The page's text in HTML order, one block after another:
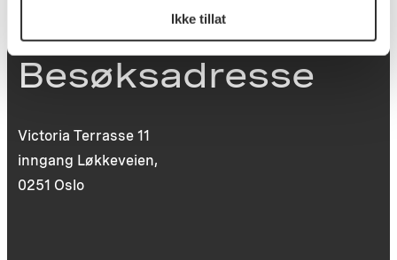
Ikke tillat
Besøksadresse
Victoria Terrasse 11
inngang Løkkeveien,
0251 Oslo